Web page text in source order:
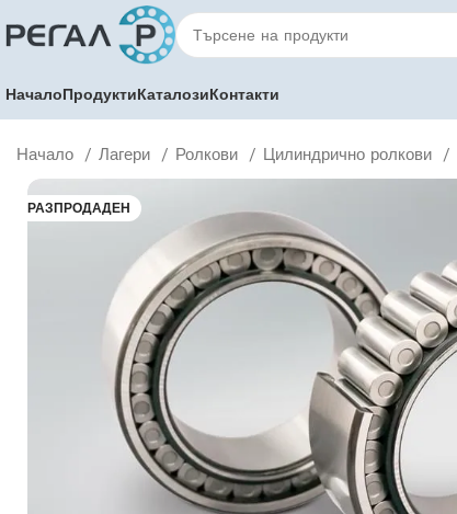
НачалоПродуктиКаталозиКонтакти
Начало Лагери Ролкови Цилиндрично ролкови
РАЗПРОДАДЕН